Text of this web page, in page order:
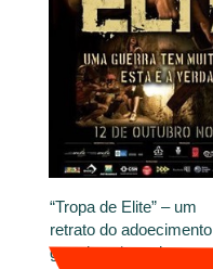
“Tropa de Elite” – um
retrato do adoecimento
gerado pelo poder